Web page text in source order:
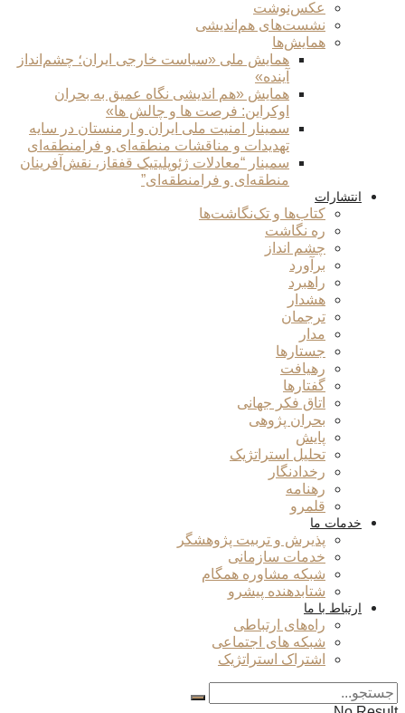
عکس‌نوشت
نشست‌های هم‌اندیشی
همایش‌ها
همایش ملی «سیاست خارجی ایران؛ چشم‌انداز
آینده»
همایش «هم اندیشی نگاه عمیق به بحران
اوکراین: فرصت ها و چالش ها»
سمینار امنیت ملی ایران و ارمنستان در سایه
تهدیدات و مناقشات منطقه‌ای و فرامنطقه‌ای
سمینار “معادلات ژئوپلیتیک قفقاز، نقش‌آفرینان
منطقه‌ای و فرامنطقه‌ای”
انتشارات
کتاب‌ها و تک‌نگاشت‌ها
ره نگاشت
چشم انداز
برآورد
راهبرد
هشدار
ترجمان
مدار
جستارها
رهیافت
گفتارها
اتاق فکر جهانی
بحران پژوهی
پایش
تحلیل استراتژیک
رخدادنگار
رهنامه
قلمرو
خدمات ما
پذیرش و تربیت پژوهشگر
خدمات سازمانی
شبکه مشاوره همگام
شتابدهنده پیشرو
ارتباط با ما
راه‌های ارتباطی
شبکه های اجتماعی
اشتراک استراتژیک